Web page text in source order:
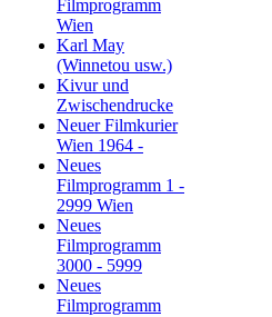
Filmprogramm
Wien
Karl May
(Winnetou usw.)
Kivur und
Zwischendrucke
Neuer Filmkurier
Wien 1964 -
Neues
Filmprogramm 1 -
2999 Wien
Neues
Filmprogramm
3000 - 5999
Neues
Filmprogramm